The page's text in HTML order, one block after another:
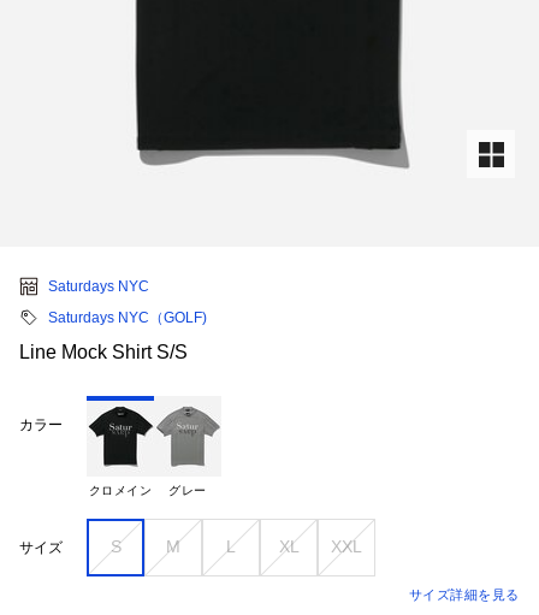
Saturdays NYC
Saturdays NYC（GOLF)
Line Mock Shirt S/S
カラー
クロメイン グレー
サイズ S M L XL XXL
サイズ詳細を見る